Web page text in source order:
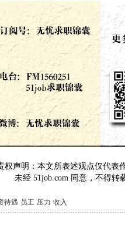
权声明：本文所表述观点仅代表
未经 51job.com 同意，不得转
待遇 员工 压力 收入